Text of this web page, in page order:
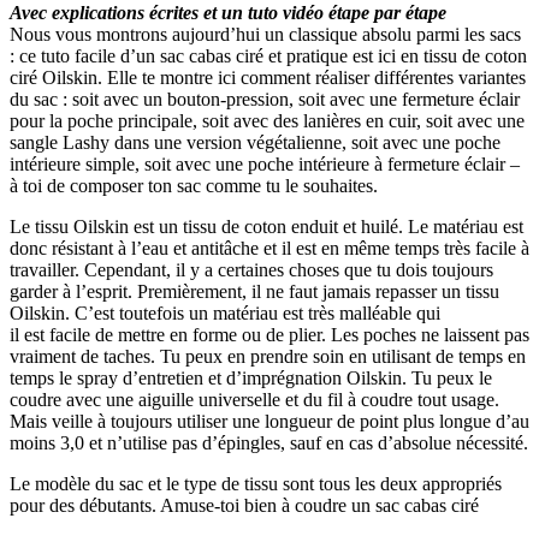
Avec explications écrites et un tuto vidéo étape par étape
Nous vous montrons aujourd’hui un classique absolu parmi les sacs
: ce tuto facile d’un sac cabas ciré et pratique est ici en tissu de coton
ciré Oilskin. Elle te montre ici comment réaliser différentes variantes
du sac : soit avec un bouton-pression, soit avec une fermeture éclair
pour la poche principale, soit avec des lanières en cuir, soit avec une
sangle Lashy dans une version végétalienne, soit avec une poche
intérieure simple, soit avec une poche intérieure à fermeture éclair –
à toi de composer ton sac comme tu le souhaites.
Le tissu Oilskin est un tissu de coton enduit et huilé. Le matériau est
donc résistant à l’eau et antitâche et il est en même temps très facile à
travailler. Cependant, il y a certaines choses que tu dois toujours
garder à l’esprit. Premièrement, il ne faut jamais repasser un tissu
Oilskin. C’est toutefois un matériau est très malléable qui
il est facile de mettre en forme ou de plier. Les poches ne laissent pas
vraiment de taches. Tu peux en prendre soin en utilisant de temps en
temps le spray d’entretien et d’imprégnation Oilskin. Tu peux le
coudre avec une aiguille universelle et du fil à coudre tout usage.
Mais veille à toujours utiliser une longueur de point plus longue d’au
moins 3,0 et n’utilise pas d’épingles, sauf en cas d’absolue nécessité.
Le modèle du sac et le type de tissu sont tous les deux appropriés
pour des débutants. Amuse-toi bien à coudre un sac cabas ciré